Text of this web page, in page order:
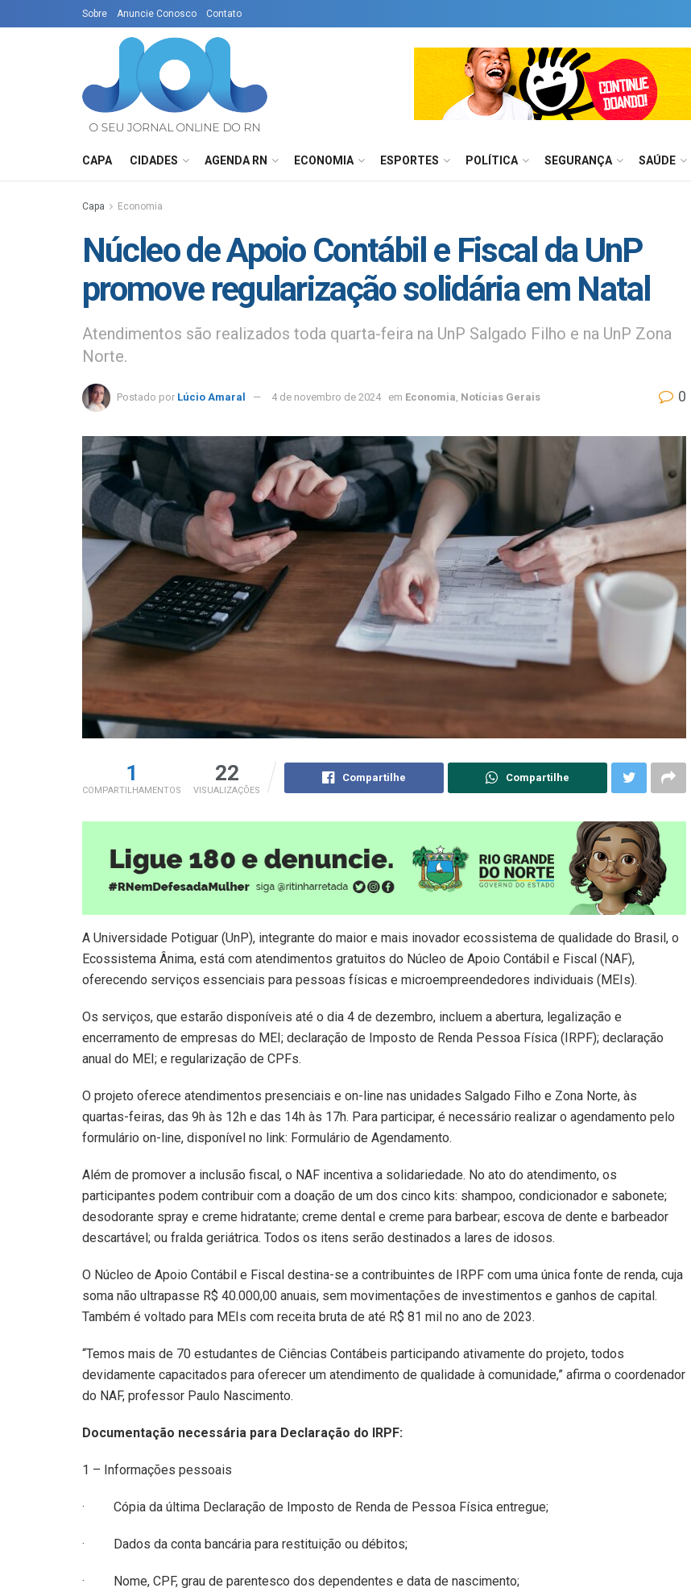
Sobre Anuncie Conosco Contato
CAPA CIDADES AGENDA RN ECONOMIA ESPORTES POLÍTICA SEGURANÇA SAÚDE
Capa Economia
Núcleo de Apoio Contábil e Fiscal da UnP
promove regularização solidária em Natal
Atendimentos são realizados toda quarta-feira na UnP Salgado Filho e na UnP Zona
Norte.
Postado por Lúcio Amaral 4 de novembro de 2024 em Economia Notícias Gerais 0
1
COMPARTILHAMENTOS
22
VISUALIZAÇÕES
Compartilhe Compartilhe
A Universidade Potiguar (UnP), integrante do maior e mais inovador ecossistema de qualidade do Brasil, o
Ecossistema Ânima, está com atendimentos gratuitos do Núcleo de Apoio Contábil e Fiscal (NAF),
oferecendo serviços essenciais para pessoas físicas e microempreendedores individuais (MEIs).
Os serviços, que estarão disponíveis até o dia 4 de dezembro, incluem a abertura, legalização e
encerramento de empresas do MEI; declaração de Imposto de Renda Pessoa Física (IRPF); declaração
anual do MEI; e regularização de CPFs.
O projeto oferece atendimentos presenciais e on-line nas unidades Salgado Filho e Zona Norte, às
quartas-feiras, das 9h às 12h e das 14h às 17h. Para participar, é necessário realizar o agendamento pelo
formulário on-line, disponível no link: Formulário de Agendamento.
Além de promover a inclusão fiscal, o NAF incentiva a solidariedade. No ato do atendimento, os
participantes podem contribuir com a doação de um dos cinco kits: shampoo, condicionador e sabonete;
desodorante spray e creme hidratante; creme dental e creme para barbear; escova de dente e barbeador
descartável; ou fralda geriátrica. Todos os itens serão destinados a lares de idosos.
O Núcleo de Apoio Contábil e Fiscal destina-se a contribuintes de IRPF com uma única fonte de renda, cuja
soma não ultrapasse R$ 40.000,00 anuais, sem movimentações de investimentos e ganhos de capital.
Também é voltado para MEIs com receita bruta de até R$ 81 mil no ano de 2023.
“Temos mais de 70 estudantes de Ciências Contábeis participando ativamente do projeto, todos
devidamente capacitados para oferecer um atendimento de qualidade à comunidade,” afirma o coordenador
do NAF, professor Paulo Nascimento.
Documentação necessária para Declaração do IRPF:
1 – Informações pessoais
· Cópia da última Declaração de Imposto de Renda de Pessoa Física entregue;
· Dados da conta bancária para restituição ou débitos;
· Nome, CPF, grau de parentesco dos dependentes e data de nascimento;